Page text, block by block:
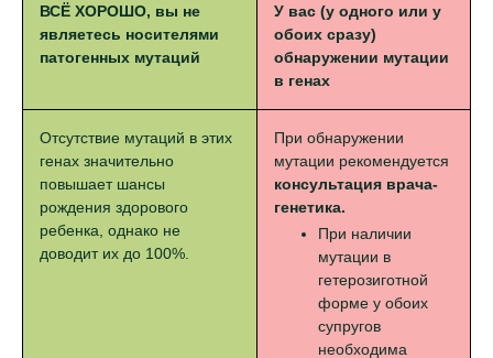
ВСЁ ХОРОШО, вы не
являетесь носителями
патогенных мутаций
У вас (у одного или у
обоих сразу)
обнаружении мутации
в генах
Отсутствие мутаций в этих
генах значительно
повышает шансы
рождения здорового
ребенка, однако не
доводит их до 100%.
При обнаружении
мутации рекомендуется
консультация врача-
генетика.
При наличии
мутации в
гетерозиготной
форме у обоих
супругов
необходима